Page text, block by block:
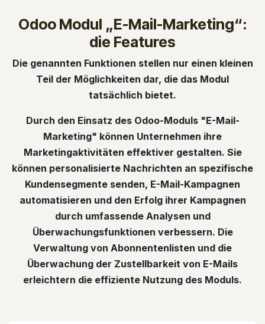
Odoo Modul „E-Mail-Marketing“:
die Features
Die genannten Funktionen stellen nur einen kleinen
Teil der Möglichkeiten dar, die das Modul
tatsächlich bietet.
Durch den Einsatz des Odoo-Moduls "E-Mail-
Marketing" können Unternehmen ihre
Marketingaktivitäten effektiver gestalten. Sie
können personalisierte Nachrichten an spezifische
Kundensegmente senden, E-Mail-Kampagnen
automatisieren und den Erfolg ihrer Kampagnen
durch umfassende Analysen und
Überwachungsfunktionen verbessern. Die
Verwaltung von Abonnentenlisten und die
Überwachung der Zustellbarkeit von E-Mails
erleichtern die effiziente Nutzung des Moduls.